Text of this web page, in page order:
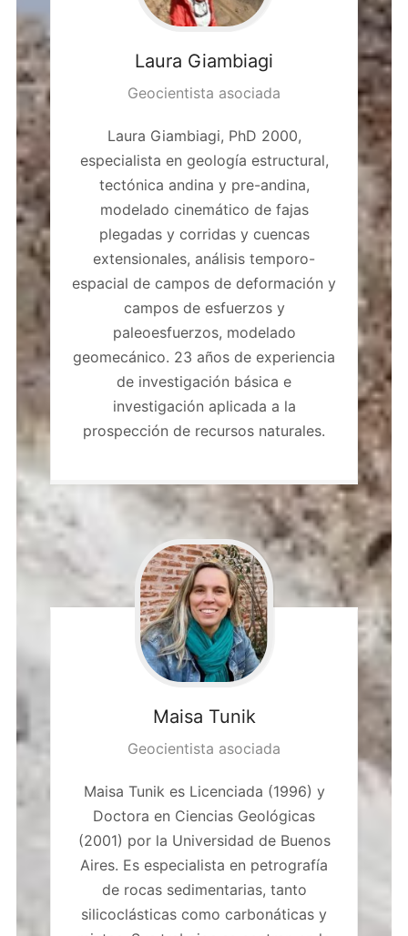
Laura Giambiagi
Geocientista asociada
Laura Giambiagi, PhD 2000,
especialista en geología estructural,
tectónica andina y pre-andina,
modelado cinemático de fajas
plegadas y corridas y cuencas
extensionales, análisis temporo-
espacial de campos de deformación y
campos de esfuerzos y
paleoesfuerzos, modelado
geomecánico. 23 años de experiencia
de investigación básica e
investigación aplicada a la
prospección de recursos naturales.
Maisa Tunik
Geocientista asociada
Maisa Tunik es Licenciada (1996) y
Doctora en Ciencias Geológicas
(2001) por la Universidad de Buenos
Aires. Es especialista en petrografía
de rocas sedimentarias, tanto
silicoclásticas como carbonáticas y